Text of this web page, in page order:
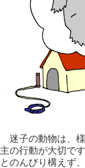
迷子の動物は、
主の行動が大切で
とのんびり構えず